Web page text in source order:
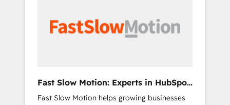
so it actually drives revenue, not just reports
reporting - Workflow automation and data
clean-up - Sales enablement and team
Fast Slow Motion: Experts in HubSpot
& Salesforce
Fast Slow Motion helps growing businesses